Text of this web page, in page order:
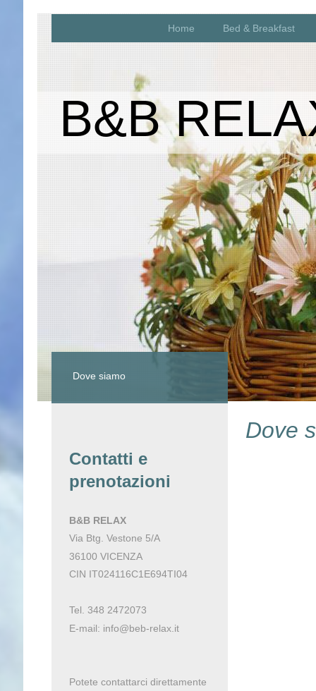
Home Bed & Breakfast
B&B
Dove
Dove siamo
Contatti e
prenotazioni
B&B RELAX
Via Btg. Vestone 5/A
36100 VICENZA
CIN IT024116C1E694TI04
Tel. 348 2472073
E-mail: info@beb-relax.it
Potete contattarci direttamente